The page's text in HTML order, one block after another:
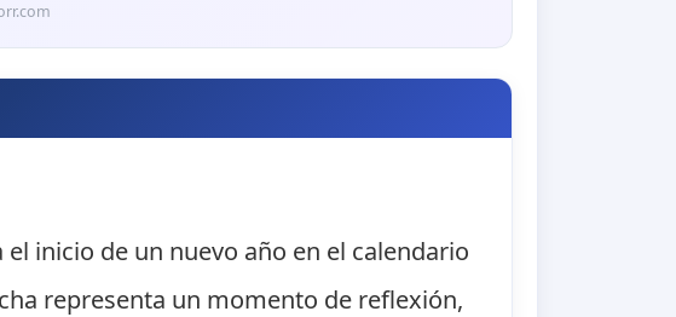
inicio de un nuevo año en el calendario
representa un momento de reflexión,